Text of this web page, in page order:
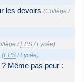
les devoirs (Collège /
/EPS /Lycée)
(EPS /Lycée)
Même pas peur :